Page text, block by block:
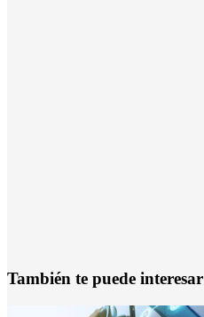
También te puede interesar